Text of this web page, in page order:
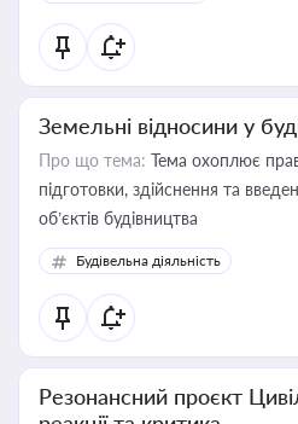
Земельні відносини у
Про що тема: Тема охоплює
підготовки, здійснення та
об’єктів будівництва
Будівельна діяльність
Резонансний проєкт